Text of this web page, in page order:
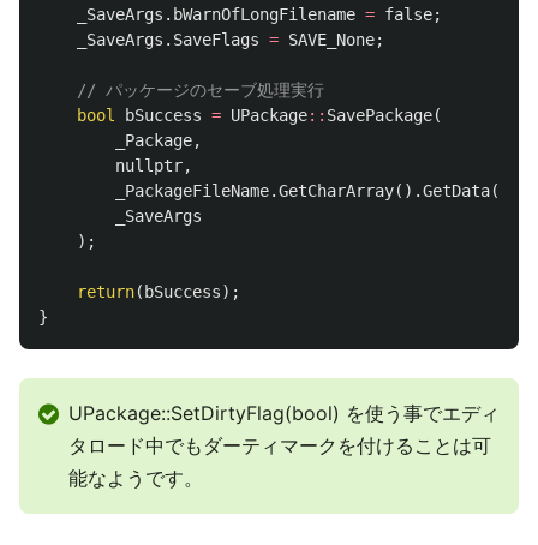
_SaveArgs . bWarnOfLongFilename = false;
_SaveArgs . SaveFlags = SAVE_None;
// パッケージのセーブ処理実行
bool
bSuccess = UPackage:: SavePackage(
_Package,
nullptr,
_PackageFileName.GetCharArray().GetData(),
_SaveArgs
);
return( bSuccess);
}
UPackage::SetDirtyFlag(bool) を使う事でエディ
タロード中でもダーティマークを付けることは可
能なようです。